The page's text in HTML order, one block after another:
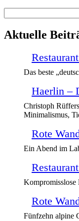
Aktuelle
Das beste
Haerlin –
Christoph
Minimalismus,
Rote
Ein Abend im
Rote
Fünfzehn alpine